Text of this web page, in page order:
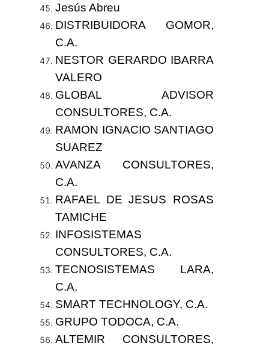
Jesús Abreu
DISTRIBUIDORA GOMOR,
C.A.
NESTOR GERARDO IBARRA
VALERO
GLOBAL ADVISOR
CONSULTORES, C.A.
RAMON IGNACIO SANTIAGO
SUAREZ
AVANZA CONSULTORES,
C.A.
RAFAEL DE JESUS ROSAS
TAMICHE
INFOSISTEMAS
CONSULTORES, C.A.
TECNOSISTEMAS LARA,
C.A.
SMART TECHNOLOGY, C.A.
GRUPO TODOCA, C.A.
ALTEMIR CONSULTORES,